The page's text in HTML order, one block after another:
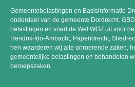
Gemeentebelastingen en Basisinformatie
onderdeel van de gemeente Dordrecht.
belastingen en voert de Wet WOZ uit voor
Hendrik-Ido-Ambacht, Papendrecht,
hen waarderen wij alle onroerende zaken,
gemeentelijke belastingen en behandelen
beroepszaken.